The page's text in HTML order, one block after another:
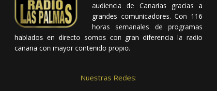
audiencia de Canarias gracias a
grandes comunicadores. Con 116
horas semanales de programas
hablados en directo somos con gran diferencia la radio
canaria con mayor contenido propio.
Nuestras Redes: